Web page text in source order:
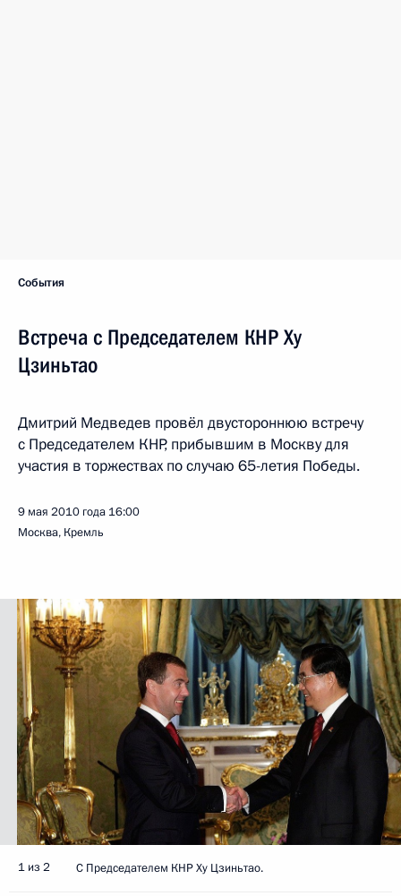
События
Встреча с Председателем КНР Ху
Цзиньтао
Дмитрий Медведев провёл двустороннюю встречу
с Председателем КНР, прибывшим в Москву для
участия в торжествах по случаю 65-летия Победы.
9 мая 2010 года 16:00
Москва, Кремль
1 из 2 С Председателем КНР Ху Цзиньтао.